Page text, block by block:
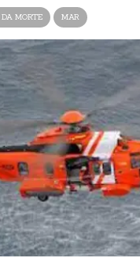
MORTE MAR